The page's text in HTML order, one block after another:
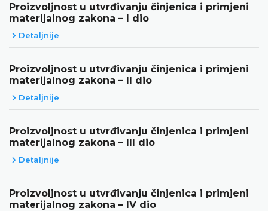
Proizvoljnost u utvrđivanju činjenica i primjeni
materijalnog zakona – I dio
Detaljnije
Proizvoljnost u utvrđivanju činjenica i primjeni
materijalnog zakona – II dio
Detaljnije
Proizvoljnost u utvrđivanju činjenica i primjeni
materijalnog zakona – III dio
Detaljnije
Proizvoljnost u utvrđivanju činjenica i primjeni
materijalnog zakona – IV dio